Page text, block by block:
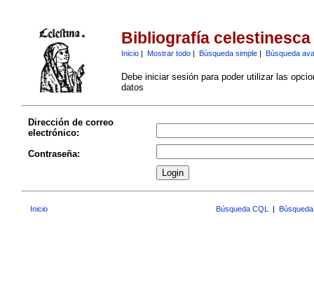
Bibliografía celestinesca
Inicio| Mostrar todo| Búsqueda simple| Búsqueda
Debe iniciar sesión para poder utilizar las
datos
Dirección de correo
electrónico:
Contraseña:
Inicio Búsqueda CQL |